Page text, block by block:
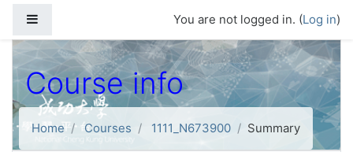
You are not logged in. (Log in)
Course info
Home Courses 1111_N673900 Summary